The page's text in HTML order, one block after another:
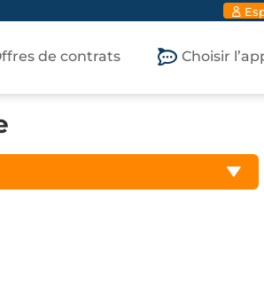
de contrats Choisir